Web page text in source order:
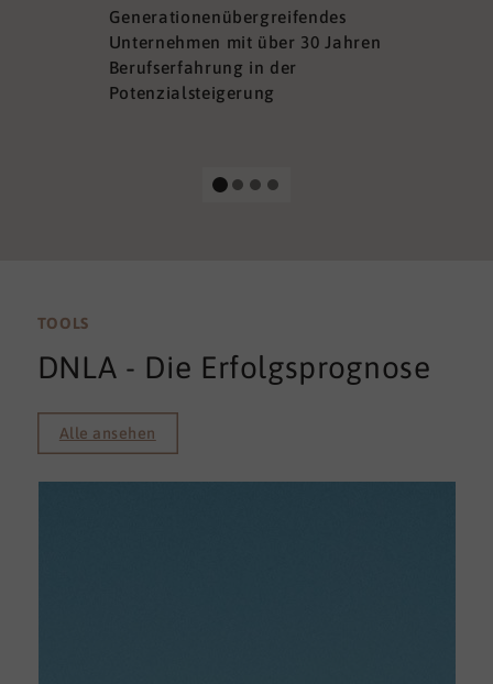
Generationenübergreifendes
Unternehmen mit über 30 Jahren
Berufserfahrung in der
Potenzialsteigerung
TOOLS
DNLA - Die Erfolgsprognose
Alle ansehen